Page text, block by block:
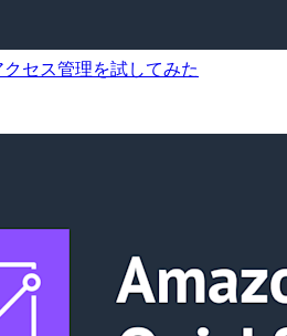
セス管理を試してみた